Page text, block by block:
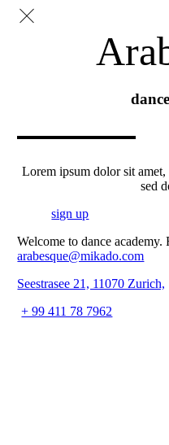
Lorem ipsum dolor sit
sed
sign up
Welcome to dance academy.
arabesque@mikado.com
Seestrasee 21, 11070 Zurich,
+ 99 411 78 7962